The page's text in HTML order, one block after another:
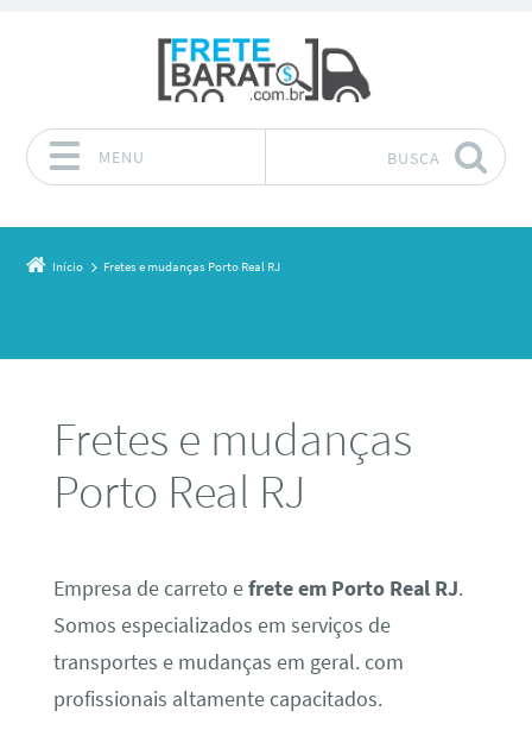
MENU BUSCA
Início Fretes e mudanças Porto Real RJ
Fretes e mudanças
Porto Real RJ
Empresa de carreto efrete em Porto Real RJ.
Somos especializados em serviços de
transportes e mudanças em geral. com
profissionais altamente capacitados.